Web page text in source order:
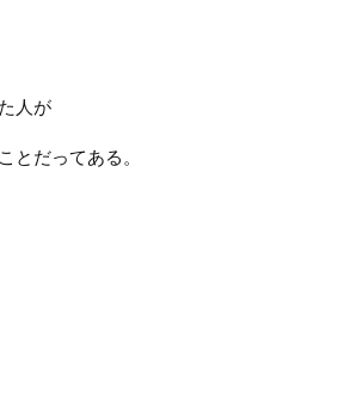
人が
とだってある。